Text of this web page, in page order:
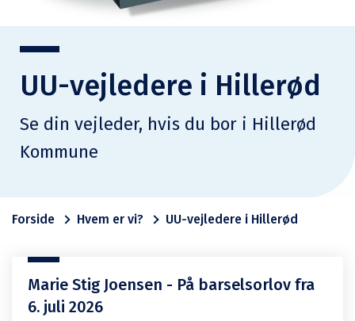
UU-vejledere i Hillerød
Se din vejleder, hvis du bor i Hillerød
Kommune
Forside Hvem er vi? UU-vejledere i Hillerød
Marie Stig Joensen - På barselsorlov fra
6. juli 2026